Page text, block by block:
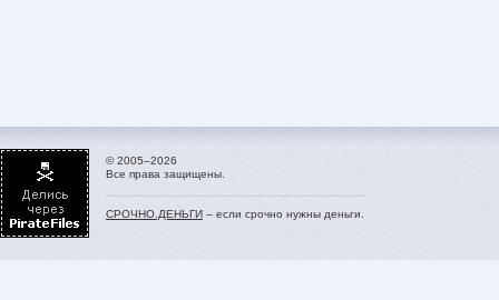
© 2005–2026
Все права защищены.
СРОЧНО.ДЕНЬГИ – если срочно нужны деньги.